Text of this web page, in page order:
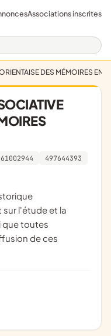
Associations inscrites
DES MÉMOIRES
497644393
l'étude et la
que toutes
de ces